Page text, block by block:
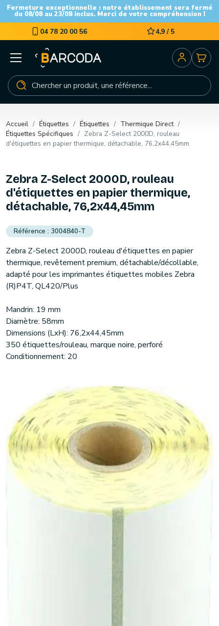
Fermeture exceptionnelle : notre établissement sera fermé
du 08/08 au 23/08 inclus. Merci de votre compréhension !
04 78 20 00 56 4,9 / 5
Accueil Étiquettes Étiquettes
Thermique Direct
Étiquettes Spécifiques
Zebra Z-Select 2000D, rouleau
d'étiquettes en papier thermique, détachable, 76,2x44,45mm
Zebra Z-Select 2000D, rouleau
d'étiquettes en papier thermique,
détachable, 76,2x44,45mm
3004840-T
Zebra Z-Select 2000D, rouleau d'étiquettes en papier
thermique, revêtement premium, détachable/décollable,
adapté pour les imprimantes étiquettes mobiles Zebra
(R)P4T, QL420/Plus
Mandrin: 19 mm
Diamètre: 58mm
Dimensions (LxH): 76,2x44,45mm
350 étiquettes/rouleau, marque noire, perforé
Conditionnement: 20